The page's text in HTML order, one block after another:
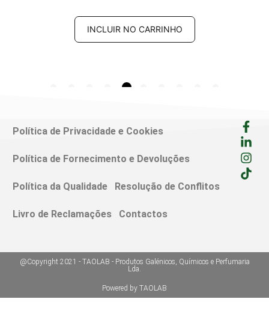
INCLUIR NO CARRINHO
Política de Privacidade e Cookies
Política de Fornecimento e Devoluções
Política da Qualidade Resolução de Conflitos
Livro de Reclamações Contactos
@Copyright 2021 - TAOLAB - Produtos Galénicos, Químicos e Perfumaria
Lda.
Powered by TAOLAB